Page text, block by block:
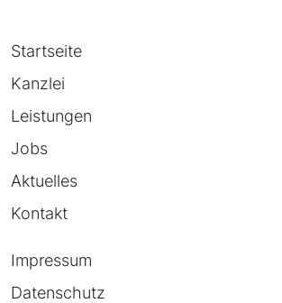
Startseite
Kanzlei
Leistungen
Jobs
Aktuelles
Kontakt
Impressum
Datenschutz